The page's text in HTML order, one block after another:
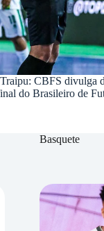
CBFS divulga
do Brasileiro de
Basquete